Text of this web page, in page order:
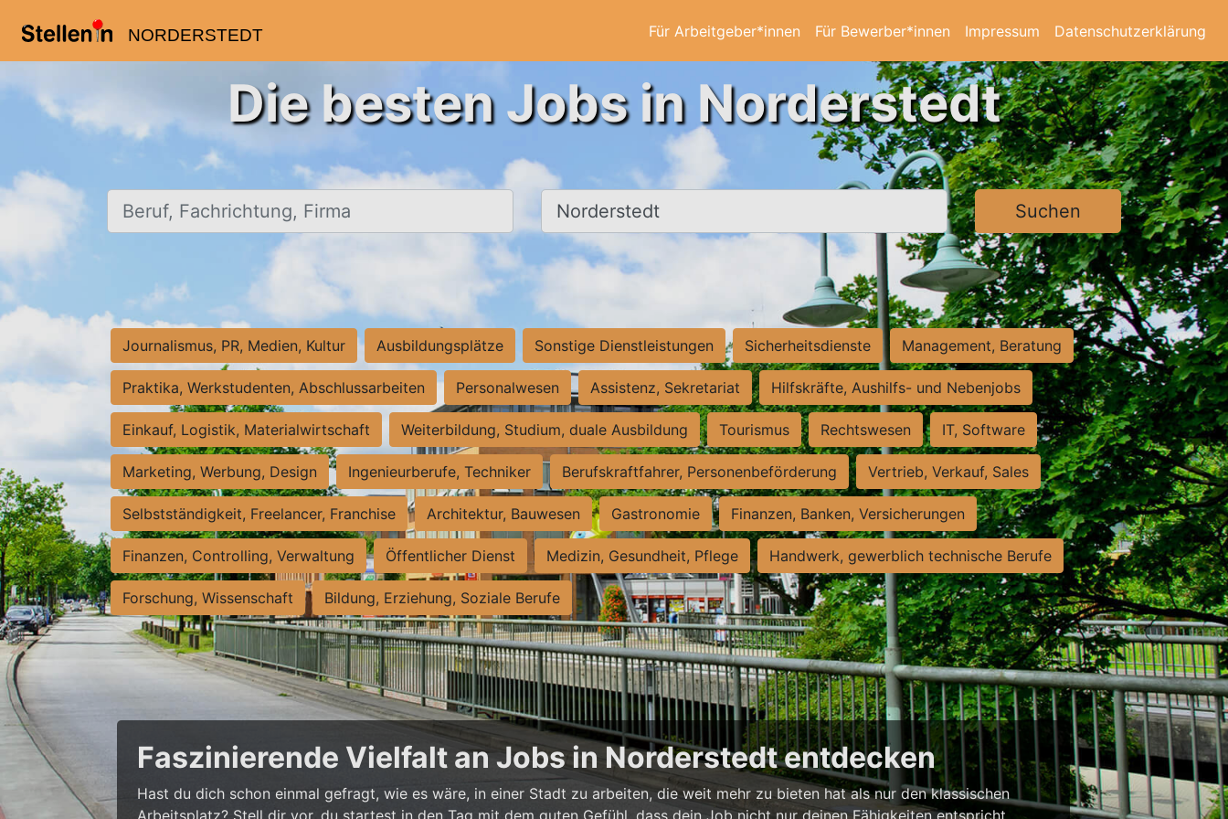
NORDERSTEDT Für Arbeitgeber*innen Für Bewerber*innen Impressum Datenschutzerklärung
Die besten Jobs in Norderstedt
Beruf, Fachrichtung, Firma Ort, Stadt Suchen
Journalismus, PR, Medien, Kultur Ausbildungsplätze Sonstige Dienstleistungen Sicherheitsdienste Management, Beratung
Praktika, Werkstudenten, Abschlussarbeiten Personalwesen Assistenz, Sekretariat Hilfskräfte, Aushilfs- und Nebenjobs
Einkauf, Logistik, Materialwirtschaft Weiterbildung, Studium, duale Ausbildung Tourismus Rechtswesen IT, Software
Marketing, Werbung, Design Ingenieurberufe, Techniker Berufskraftfahrer, Personenbeförderung Vertrieb, Verkauf, Sales
Selbstständigkeit, Freelancer, Franchise Architektur, Bauwesen Gastronomie Finanzen, Banken, Versicherungen
Finanzen, Controlling, Verwaltung Öffentlicher Dienst Medizin, Gesundheit, Pflege Handwerk, gewerblich technische Berufe
Forschung, Wissenschaft Bildung, Erziehung, Soziale Berufe
Faszinierende Vielfalt an Jobs in Norderstedt entdecken
Hast du dich schon einmal gefragt, wie es wäre, in einer Stadt zu arbeiten, die weit mehr zu bieten hat als nur den klassischen